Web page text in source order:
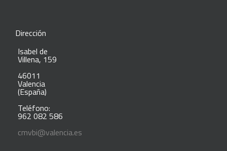
Dirección
Isabel de
Villena, 159
46011
Valencia
(España)
Teléfono:
962 082 586
cmvbi@valencia.es